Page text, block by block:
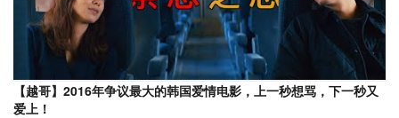
【越哥】2016年争议最大的韩国爱情电影，上一秒想骂，下一秒又
爱上！